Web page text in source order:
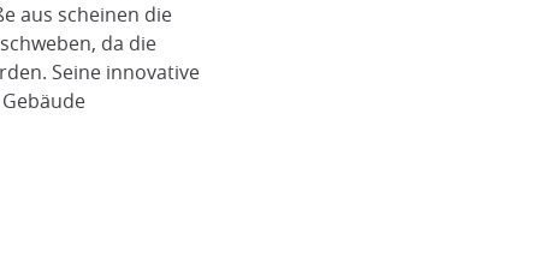
aus scheinen die
da die
Seine innovative